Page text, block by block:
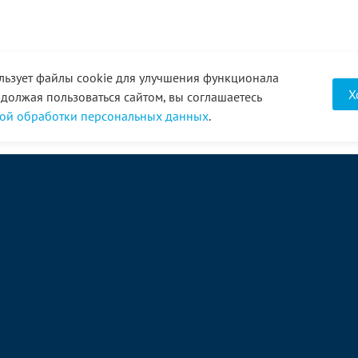
файлы cookie для улучшения функционала
пользоваться сайтом, вы соглашаетесь
обработки персональных данных.